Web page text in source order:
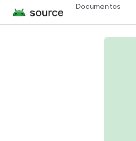
Documentos